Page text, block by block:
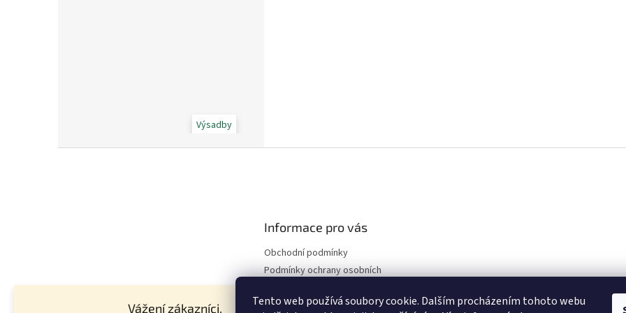
Tento web používá soubory cookie. Dalším procházením tohoto webu
Vážení zákazníci,
Výsadby
Informace pro vás
Obchodní podmínky
Podmínky ochrany osobních
Hnojivo - základní informace